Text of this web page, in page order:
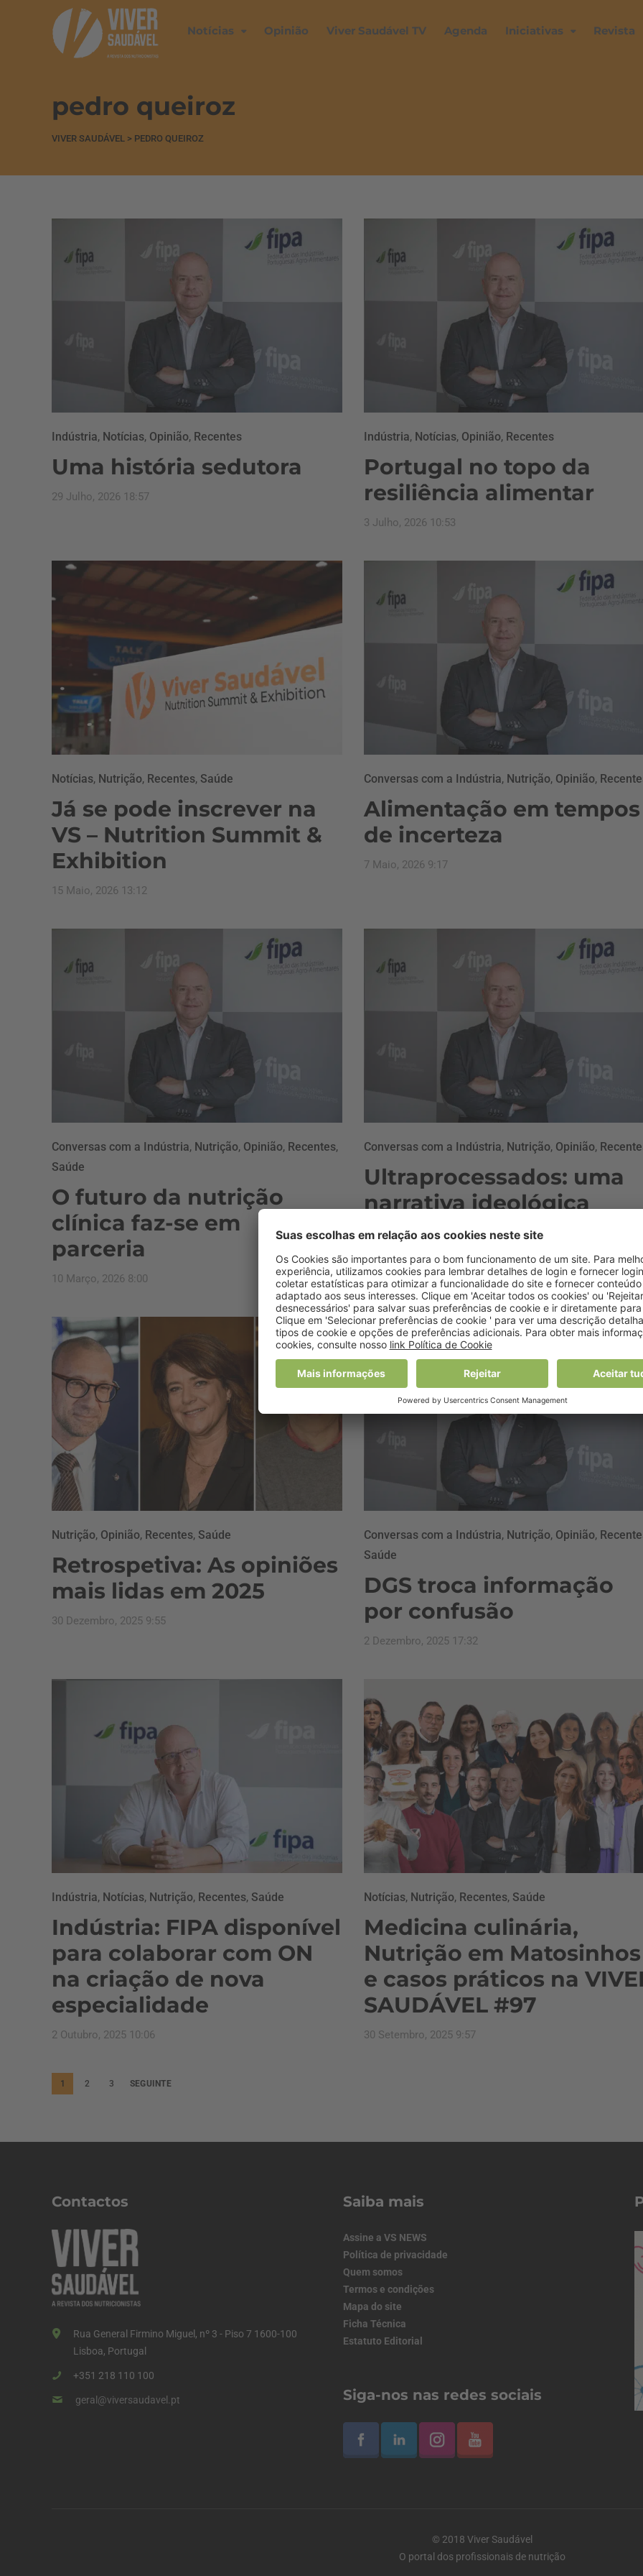
Notícias Opinião Viver Saudável TV Agenda Iniciativas Revista
pedro queiroz
VIVER SAUDÁVEL > PEDRO QUEIROZ
Indústria, Notícias, Opinião, Recentes
Uma história sedutora
29 Julho, 2026 18:57
Indústria, Notícias, Opinião, Recentes
Portugal no topo da
resiliência alimentar
3 Julho, 2026 10:53
Notícias, Nutrição, Recentes, Saúde
Já se pode inscrever na
VS – Nutrition Summit &
Exhibition
15 Maio, 2026 13:12
Conversas com a Indústria, Nutrição, Opinião,
Alimentação em tempos
de incerteza
7 Maio, 2026 9:17
Conversas com a Indústria, Nutrição, Opinião, Recentes,
Saúde
O futuro da nutrição
clínica faz-se em
parceria
10 Março, 2026 8:00
Conversas com a Indústria, Nutrição, Opinião,
Ultraprocessados: uma
narrativa ideológica
5 Fevereiro, 2026 11:39
Nutrição, Opinião, Recentes, Saúde
Retrospetiva: As opiniões
mais lidas em 2025
30 Dezembro, 2025 9:55
Conversas com a Indústria, Nutrição, Opinião,
Saúde
DGS troca informação
por confusão
2 Dezembro, 2025 17:32
Indústria, Notícias, Nutrição, Recentes, Saúde
Indústria: FIPA disponível
para colaborar com ON
na criação de nova
especialidade
2 Outubro, 2025 10:06
Notícias, Nutrição, Recentes, Saúde
Medicina culinária,
Nutrição em Matosinhos
e casos práticos na
SAUDÁVEL #97
30 Setembro, 2025 9:57
P
a
ã
o
d
o
s
o
n
1 2 3 SEGUINTE
Contactos
Rua General Firmino Miguel, nº 3 - Piso 7 1600-100
Lisboa, Portugal
+351 218 110 100
geral@viversaudavel.pt
Saiba mais
Assine a VS NEWS
Política de privacidade
Quem somos
Termos e condições
Mapa do site
Ficha Técnica
Estatuto Editorial
Siga-nos nas redes sociais
© 2018 Viver Saudável
O portal dos profissionais de nutrição